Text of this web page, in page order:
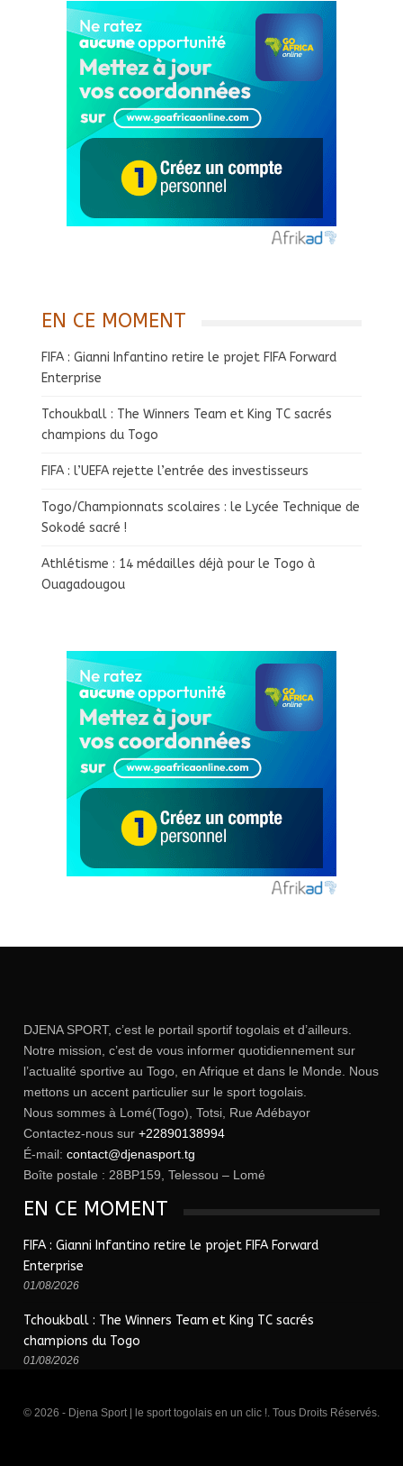
EN CE MOMENT
FIFA : Gianni Infantino retire le projet FIFA Forward
Enterprise
Tchoukball : The Winners Team et King TC sacrés
champions du Togo
FIFA : l’UEFA rejette l’entrée des investisseurs
Togo/Championnats scolaires : le Lycée Technique de
Sokodé sacré !
Athlétisme : 14 médailles déjà pour le Togo à
Ouagadougou
DJENA SPORT, c’est le portail sportif togolais et d’ailleurs.
Notre mission, c’est de vous informer quotidiennement sur
l’actualité sportive au Togo, en Afrique et dans le Monde. Nous
mettons un accent particulier sur le sport togolais.
Nous sommes à Lomé(Togo), Totsi, Rue Adébayor
Contactez-nous sur +22890138994
É-mail: contact@djenasport.tg
Boîte postale : 28BP159, Telessou – Lomé
EN CE MOMENT
FIFA : Gianni Infantino retire le projet FIFA Forward
Enterprise
01/08/2026
Tchoukball : The Winners Team et King TC sacrés
champions du Togo
01/08/2026
© 2026 - Djena Sport | le sport togolais en un clic !. Tous Droits Réservés.